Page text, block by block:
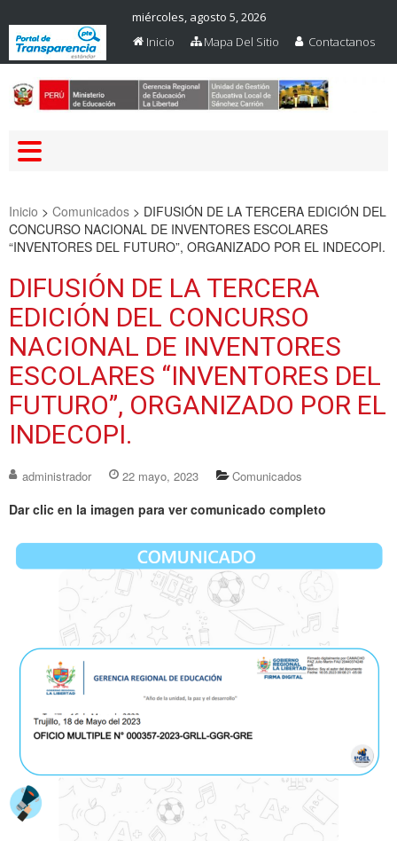
miércoles, agosto 5, 2026
Inicio
Mapa Del Sitio Contactanos
Inicio > Comunicados > DIFUSIÓN DE LA TERCERA EDICIÓN DEL
CONCURSO NACIONAL DE INVENTORES ESCOLARES
“INVENTORES DEL FUTURO”, ORGANIZADO POR EL INDECOPI.
DIFUSIÓN DE LA TERCERA
EDICIÓN DEL CONCURSO
NACIONAL DE INVENTORES
ESCOLARES “INVENTORES DEL
FUTURO”, ORGANIZADO POR EL
INDECOPI.
administrador 22 mayo, 2023 Comunicados
Dar clic en la imagen para ver comunicado completo